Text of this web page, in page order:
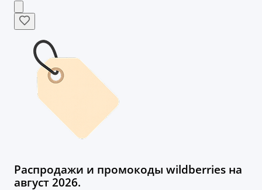
Распродажи и промокоды wildberries на
август 2026.